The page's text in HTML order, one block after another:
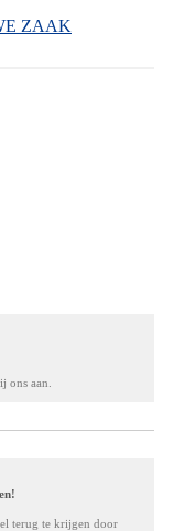
ZAAK
ons aan.
terug te krijgen door